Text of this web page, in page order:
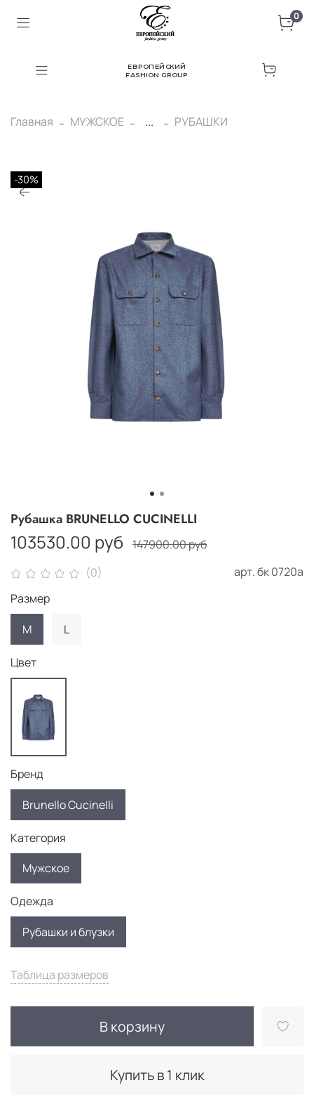
0
ЕВРОПЕЙСКИЙ
FASHION GROUP
Главная МУЖСКОЕ ... РУБАШКИ
-30%
(0) арт.бк 0720а
Рубашка BRUNELLO CUCINELLI
103530.00 руб 147900.00 руб
Таблица размеров
В корзину
Купить в 1 клик
Размер
M
L
Цвет
Бренд
Brunello Cucinelli
Категория
Мужское
Одежда
Рубашки и блузки